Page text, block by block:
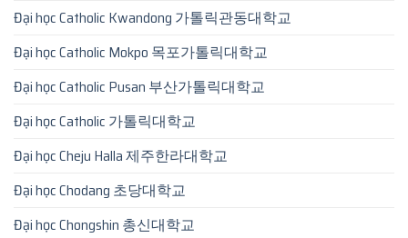
Đại học Catholic Kwandong 가톨릭관동대학교
Đại học Catholic Mokpo 목포가톨릭대학교
Đại học Catholic Pusan 부산가톨릭대학교
Đại học Catholic 가톨릭대학교
Đại học Cheju Halla 제주한라대학교
Đại học Chodang 초당대학교
Đại học Chongshin 총신대학교